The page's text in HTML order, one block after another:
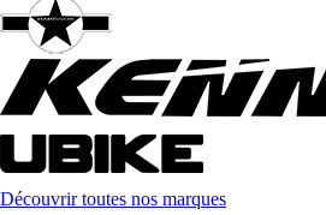
Découvrir toutes nos marques